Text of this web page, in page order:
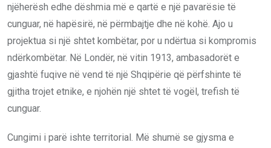
njëherësh edhe dëshmia më e qartë e një pavarësie të
cunguar, në hapësirë, në përmbajtje dhe në kohë. Ajo u
projektua si një shtet kombëtar, por u ndërtua si kompromis
ndërkombëtar. Në Londër, në vitin 1913, ambasadorët e
gjashtë fuqive në vend të një Shqipërie që përfshinte të
gjitha trojet etnike, e njohën një shtet të vogël, trefish të
cunguar.
Cungimi i parë ishte territorial. Më shumë se gjysma e